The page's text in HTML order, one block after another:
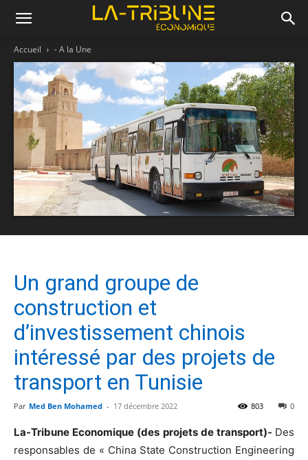
Accueil - A la Une
Un grand groupe de
construction et
d’investissement chinois
intéressé par des projets de
transport en Tunisie
Par Med Ben Mohamed - 17 décembre 2022 0
803
La-Tribune Economique (des projets de transport)- Des
responsables de « China State Construction Engineering